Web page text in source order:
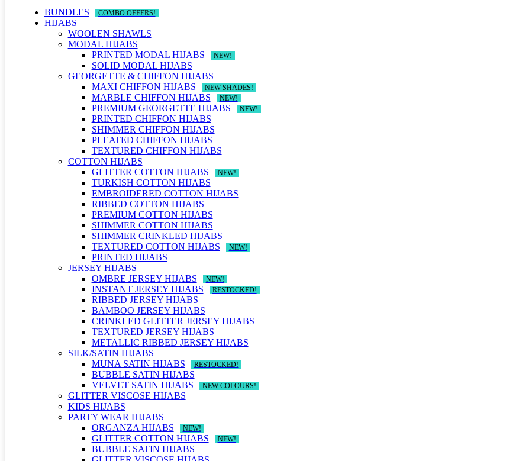
BUNDLES COMBO OFFERS!
HIJABS
WOOLEN SHAWLS
MODAL HIJABS
PRINTED MODAL HIJABS
NEW!
SOLID MODAL HIJABS
GEORGETTE & CHIFFON HIJABS
MAXI CHIFFON HIJABS
NEW SHADES!
MARBLE CHIFFON HIJABS NEW!
PREMIUM GEORGETTE HIJABS NEW!
PRINTED CHIFFON HIJABS
SHIMMER CHIFFON HIJABS
PLEATED CHIFFON HIJABS
TEXTURED CHIFFON HIJABS
COTTON HIJABS
GLITTER COTTON HIJABS
NEW!
TURKISH COTTON HIJABS
EMBROIDERED COTTON HIJABS
RIBBED COTTON HIJABS
PREMIUM COTTON HIJABS
SHIMMER COTTON HIJABS
SHIMMER CRINKLED HIJABS
TEXTURED COTTON HIJABS
NEW!
PRINTED HIJABS
JERSEY HIJABS
OMBRE JERSEY HIJABS
NEW!
INSTANT JERSEY HIJABS RESTOCKED!
RIBBED JERSEY HIJABS
BAMBOO JERSEY HIJABS
CRINKLED GLITTER JERSEY HIJABS
TEXTURED JERSEY HIJABS
METALLIC RIBBED JERSEY HIJABS
SILK/SATIN HIJABS
MUNA SATIN HIJABS
RESTOCKED!
BUBBLE SATIN HIJABS
VELVET SATIN HIJABS
NEW COLOURS!
GLITTER VISCOSE HIJABS
KIDS HIJABS
PARTY WEAR HIJABS
ORGANZA HIJABS
NEW!
GLITTER COTTON HIJABS NEW!
BUBBLE SATIN HIJABS